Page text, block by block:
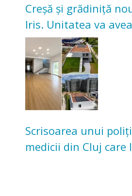
Creșă și grădiniță
Iris. Unitatea va
pentru copii
Scrisoarea unui
medicii din Cluj care